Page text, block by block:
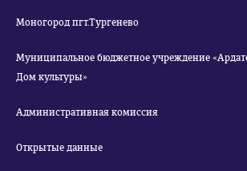
Моногород пгт.Тургенево
Муниципальное бюджетное учреждение «Ардатовский районный
Дом культуры»
Административная комиссия
Открытые данные